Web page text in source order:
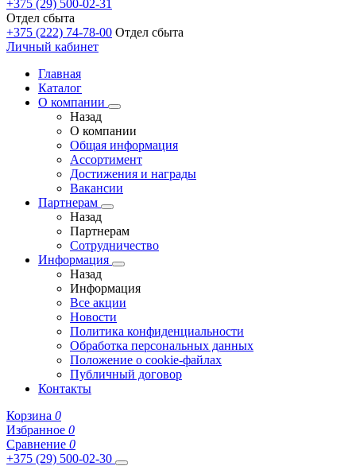
+375 (29) 500-02-31
Отдел сбыта
+375 (222) 74-78-00 Отдел сбыта
Личный кабинет
Главная
Каталог
О компании
Назад
О компании
Общая информация
Ассортимент
Достижения и награды
Вакансии
Партнерам
Назад
Партнерам
Сотрудничество
Информация
Назад
Информация
Все акции
Новости
Политика конфиденциальности
Обработка персональных данных
Положение о cookie-файлах
Публичный договор
Контакты
Корзина 0
Избранное 0
Сравнение 0
+375 (29) 500-02-30